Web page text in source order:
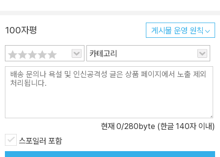
100자평 게시물 운영 원칙
카테고리
현재 0/280byte (한글 140자 이내)
스포일러 포함